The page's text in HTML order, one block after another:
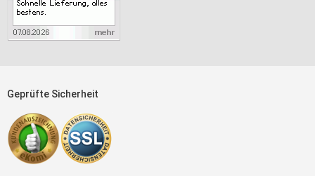
Geprüfte Sicherheit